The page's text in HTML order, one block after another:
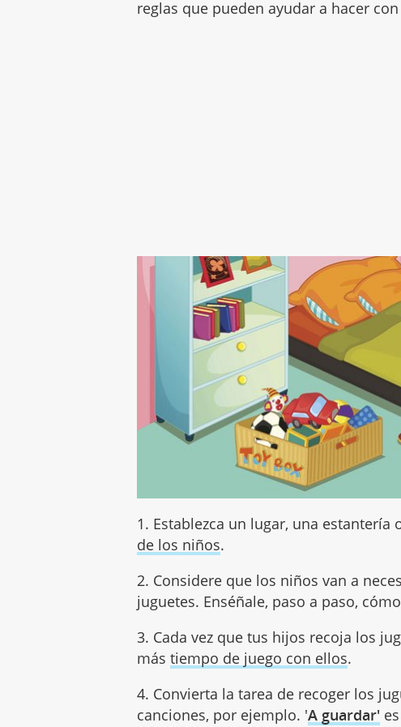
reglas que pueden ayudar a hacer
1. Establezca un lugar, una estantería
de los niños.
2. Considere que los niños van a
juguetes. Enséñale, paso a paso,
3. Cada vez que tus hijos recoja los
mástiempo de juego con ellos.
4. Convierta la tarea de recoger los
canciones, por ejemplo. 'A guardar'